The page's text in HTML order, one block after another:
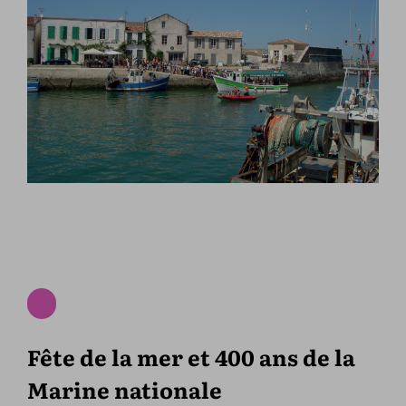
Fête de la mer et 400 ans de la
Marine nationale